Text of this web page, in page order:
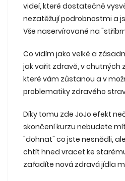
videí, které dostatečně
nezatěžují podrobnostmi a
Vše naservírované na
Co vidím jako velké a
jak vařit zdravě, v chutných
které vám zůstanou a v
problematiky zdravého
Díky tomu zde JoJo efekt
skončení kurzu nebudete
"dohnat" co jste nesnědli,
chtít hned vracet ke
zařadíte nová zdravá jídla